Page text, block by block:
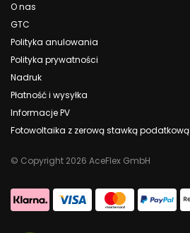
O nas
GTC
Polityka anulowania
Polityka prywatności
Nadruk
Płatność i wysyłka
Informacje PV
Fotowoltaika z zerową stawką podatkową
© Copyright 2026 AceFlex GmbH